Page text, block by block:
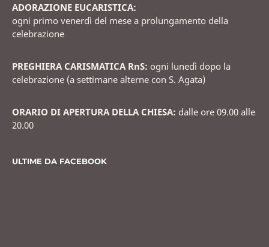
ADORAZIONE EUCARISTICA:
ogni primo venerdì del mese a prolungamento della
celebrazione
PREGHIERA CARISMATICA RnS: ogni lunedì dopo la
celebrazione (a settimane alterne con S. Agata)
ORARIO DI APERTURA DELLA CHIESA: dalle ore 09.00 alle
20.00
ULTIME DA FACEBOOK